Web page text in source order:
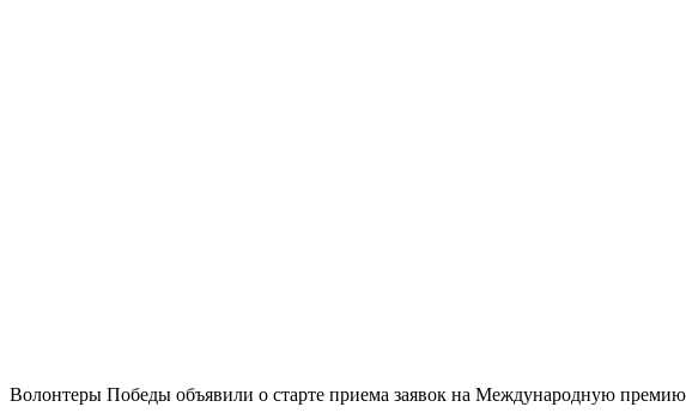
Волонтеры Победы объявили о старте приема заявок на Международную